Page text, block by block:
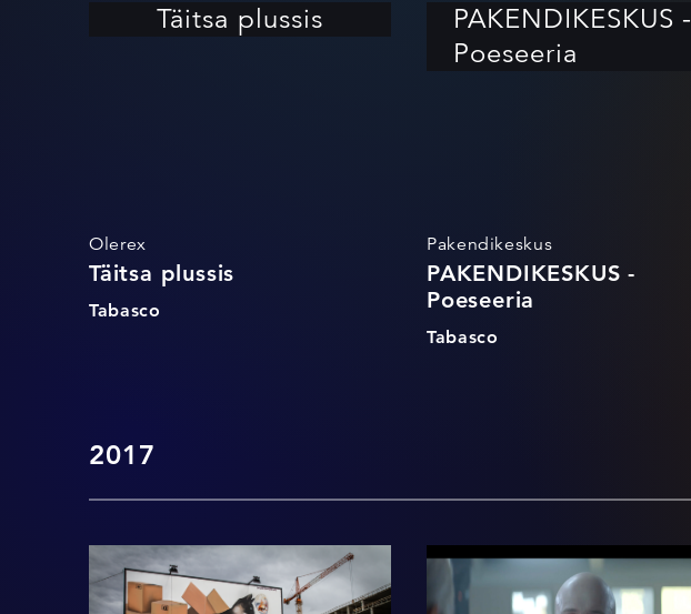
Pronksmuna
Pronksmuna
Täitsa plussis
Olerex
Täitsa plussis
Tabasco
PAKENDIKESKUS -
Poeseeria
Pakendikeskus
PAKENDIKESKUS -
Poeseeria
Tabasco
2017
Reklaam, mis pole
reklaam
Ööst ööni